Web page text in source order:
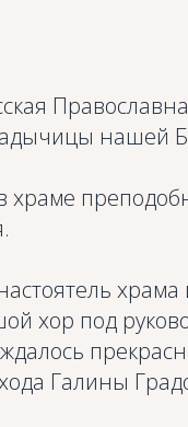
нашей
храме
хор под
Галины